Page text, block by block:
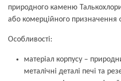
природного каменю
або комерційного призначення
Особливості:
матеріал корпусу –
металічні деталі печі та